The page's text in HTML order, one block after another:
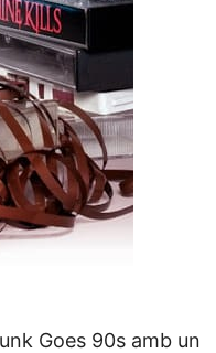
Goes 90s amb un